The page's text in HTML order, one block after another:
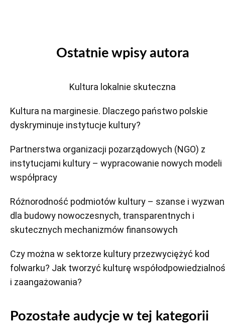
Ostatnie wpisy autora
Kultura lokalnie skuteczna
Kultura na marginesie. Dlaczego państwo polskie
dyskryminuje instytucje kultury?
Partnerstwa organizacji pozarządowych (NGO) z
instytucjami kultury – wypracowanie nowych modeli
współpracy
Różnorodność podmiotów kultury – szanse i
dla budowy nowoczesnych, transparentnych i
skutecznych mechanizmów finansowych
Czy można w sektorze kultury przezwyciężyć kod
folwarku? Jak tworzyć kulturę
i zaangażowania?
Pozostałe audycje w tej kategorii